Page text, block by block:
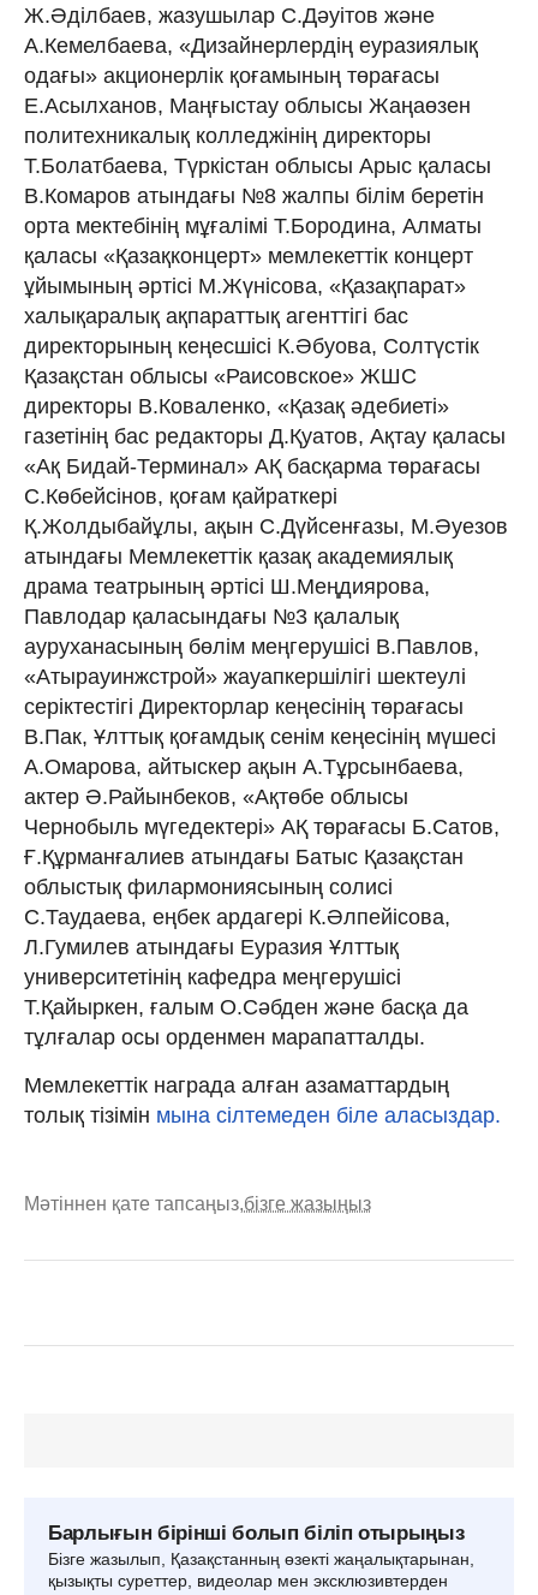
Ж.Әділбаев, жазушылар С.Дәуітов және
А.Кемелбаева, «Дизайнерлердің еуразиялық
одағы» акционерлік қоғамының төрағасы
Е.Асылханов, Маңғыстау облысы Жаңаөзен
политехникалық колледжінің директоры
Т.Болатбаева, Түркістан облысы Арыс қаласы
В.Комаров атындағы №8 жалпы білім беретін
орта мектебінің мұғалімі Т.Бородина, Алматы
қаласы «Қазақконцерт» мемлекеттік концерт
ұйымының әртісі М.Жүнісова, «Қазақпарат»
халықаралық ақпараттық агенттігі бас
директорының кеңесшісі К.Әбуова, Солтүстік
Қазақстан облысы «Раисовское» ЖШС
директоры В.Коваленко, «Қазақ әдебиеті»
газетінің бас редакторы Д.Қуатов, Ақтау қаласы
«Ақ Бидай-Терминал» АҚ басқарма төрағасы
С.Көбейсінов, қоғам қайраткері
Қ.Жолдыбайұлы, ақын С.Дүйсенғазы, М.Әуезов
атындағы Мемлекеттік қазақ академиялық
драма театрының әртісі Ш.Меңдиярова,
Павлодар қаласындағы №3 қалалық
ауруханасының бөлім меңгерушісі В.Павлов,
«Атырауинжстрой» жауапкершілігі шектеулі
серіктестігі Директорлар кеңесінің төрағасы
В.Пак, Ұлттық қоғамдық сенім кеңесінің мүшесі
А.Омарова, айтыскер ақын А.Тұрсынбаева,
актер Ә.Райынбеков, «Ақтөбе облысы
Чернобыль мүгедектері» АҚ төрағасы Б.Сатов,
Ғ.Құрманғалиев атындағы Батыс Қазақстан
облыстық филармониясының солисі
С.Таудаева, еңбек ардагері К.Әлпейісова,
Л.Гумилев атындағы Еуразия Ұлттық
университетінің кафедра меңгерушісі
Т.Қайыркен, ғалым О.Сәбден және басқа да
тұлғалар осы орденмен марапатталды.
Мемлекеттік награда алған азаматтардың
толық тізімін мына сілтемеден біле аласыздар.
Мәтіннен қате тапсаңыз,бізге жазыңыз
Барлығын бірінші болып біліп отырыңыз
Бізге жазылып, Қазақстанның өзекті жаңалықтарынан,
қызықты суреттер, видеолар мен эксклюзивтерден